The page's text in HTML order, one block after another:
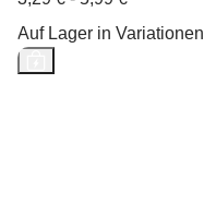
Auf Lager in Variationen
Neu